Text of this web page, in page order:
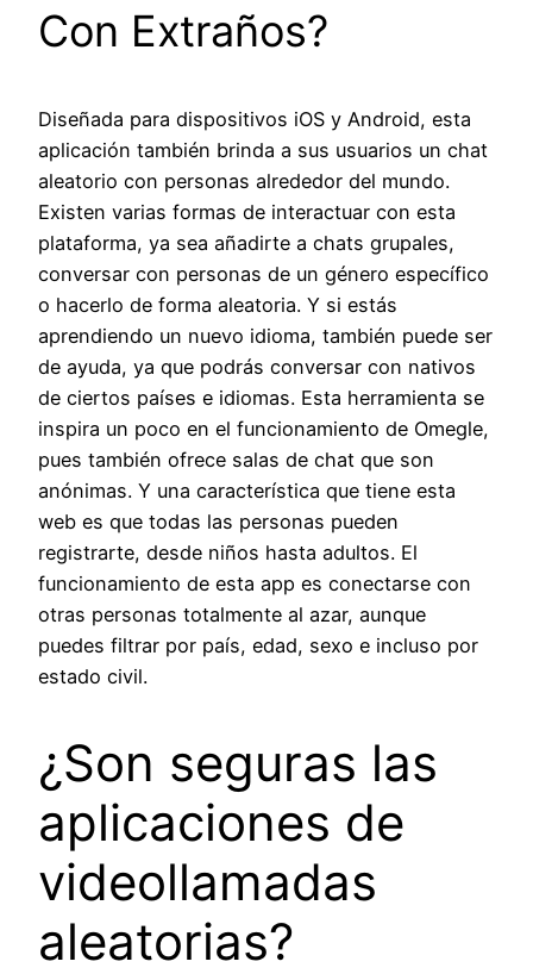
Con Extraños?
Diseñada para dispositivos iOS y Android, esta
aplicación también brinda a sus usuarios un chat
aleatorio con personas alrededor del mundo.
Existen varias formas de interactuar con esta
plataforma, ya sea añadirte a chats grupales,
conversar con personas de un género específico
o hacerlo de forma aleatoria. Y si estás
aprendiendo un nuevo idioma, también puede ser
de ayuda, ya que podrás conversar con nativos
de ciertos países e idiomas. Esta herramienta se
inspira un poco en el funcionamiento de Omegle,
pues también ofrece salas de chat que son
anónimas. Y una característica que tiene esta
web es que todas las personas pueden
registrarte, desde niños hasta adultos. El
funcionamiento de esta app es conectarse con
otras personas totalmente al azar, aunque
puedes filtrar por país, edad, sexo e incluso por
estado civil.
¿Son seguras las
aplicaciones de
videollamadas
aleatorias?